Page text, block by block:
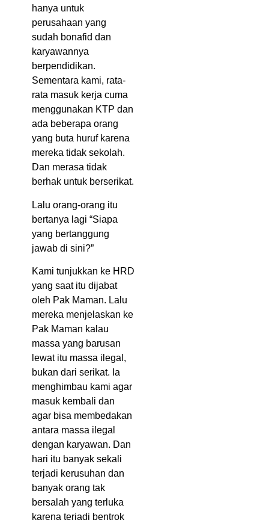
hanya untuk
perusahaan yang
sudah bonafid dan
karyawannya
berpendidikan.
Sementara kami, rata-
rata masuk kerja cuma
menggunakan KTP dan
ada beberapa orang
yang buta huruf karena
mereka tidak sekolah.
Dan merasa tidak
berhak untuk berserikat.
Lalu orang-orang itu
bertanya lagi “Siapa
yang bertanggung
jawab di sini?”
Kami tunjukkan ke HRD
yang saat itu dijabat
oleh Pak Maman. Lalu
mereka menjelaskan ke
Pak Maman kalau
massa yang barusan
lewat itu massa ilegal,
bukan dari serikat. Ia
menghimbau kami agar
masuk kembali dan
agar bisa membedakan
antara massa ilegal
dengan karyawan. Dan
hari itu banyak sekali
terjadi kerusuhan dan
banyak orang tak
bersalah yang terluka
karena terjadi bentrok